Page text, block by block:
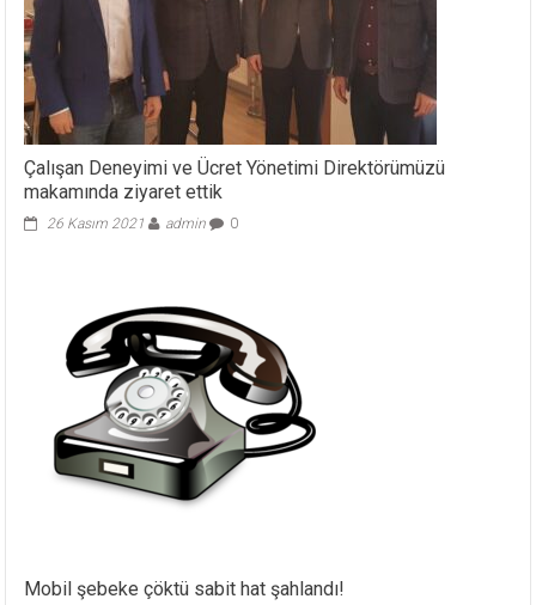
Çalışan Deneyimi ve Ücret Yönetimi Direktörümüzü
makamında ziyaret ettik
26 Kasım 2021 admin 0
Mobil şebeke çöktü sabit hat şahlandı!